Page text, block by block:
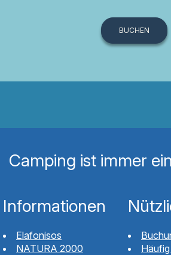
BUCHEN
Camping ist immer
Informationen
Elafonisos
NATURA 2000